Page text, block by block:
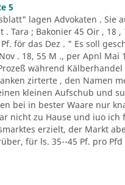
5
lagen Advokaten . Sie
. Tara ; Bakonier 45 Oir , 18
för das Dez . " Es soll
. 18, 55 M ., per Apnl
während Kälberhandel
zirterte , den Namen
kleinen Aufschub und
bei in bester Waare nur
nicht zu Hause und iuo
erzielt, der Markt
für ls. 35--45 Pf. pro